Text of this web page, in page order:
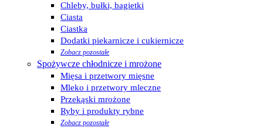
Chleby, bułki, bagietki
Ciasta
Ciastka
Dodatki piekarnicze i cukiernicze
Zobacz pozostałe
Spożywcze chłodnicze i mrożone
Mięsa i przetwory mięsne
Mleko i przetwory mleczne
Przekąski mrożone
Ryby i produkty rybne
Zobacz pozostałe